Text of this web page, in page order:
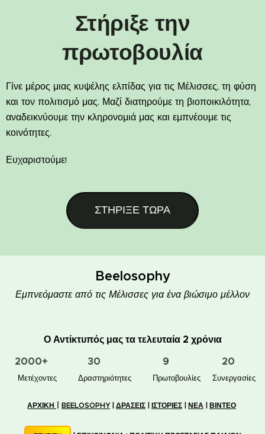
Στήριξε την
πρωτοβουλία
Γίνε μέρος μιας κυψέλης ελπίδας για τις Μέλισσες, τη φύση
και τον πολιτισμό μας. Μαζί διατηρούμε τη βιοποικιλότητα,
αναδεικνύουμε την κληρονομιά μας και εμπνέουμε τις
κοινότητες.
Ευχαριστούμε!
ΣΤΗΡΙΞΕ ΤΩΡΑ
Beelosophy
Εμπνεόμαστε από τις Μέλισσες για ένα βιώσιμο μέλλον
Ο Αντίκτυπός μας τα τελευταία 2 χρόνια
2000+
👥 Μετέχοντες
30
✋📚 Δραστηριότητες
9
🐝🏠 Πρωτοβουλίες
20
🤝 Συνεργασίες
ΑΡΧΙΚΗ | BEELOSOPHY| ΔΡΑΣΕΙΣ ΙΣΤΟΡΙΕΣ ΝΕΑ ΒΙΝΤΕΟ